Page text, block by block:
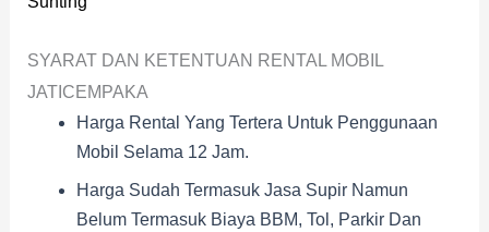
SYARAT DAN KETENTUAN RENTAL MOBIL
JATICEMPAKA
Harga Rental Yang Tertera Untuk Penggunaan
Mobil Selama 12 Jam.
Harga Sudah Termasuk Jasa Supir Namun
Belum Termasuk Biaya BBM, Tol, Parkir Dan